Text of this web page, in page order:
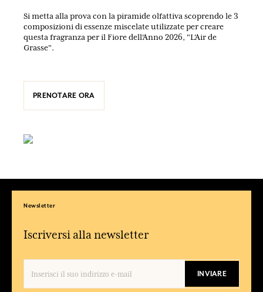
Si metta alla prova con la piramide olfattiva scoprendo le 3
composizioni di essenze miscelate utilizzate per creare
questa fragranza per il Fiore dell'Anno 2026, "L'Air de
Grasse".
PRENOTARE ORA
Newsletter
Iscriversi alla newsletter
INVIARE